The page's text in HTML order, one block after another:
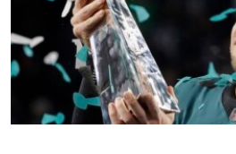
Learning English
СОЦИАЛЬНЫЕ СЕТИ